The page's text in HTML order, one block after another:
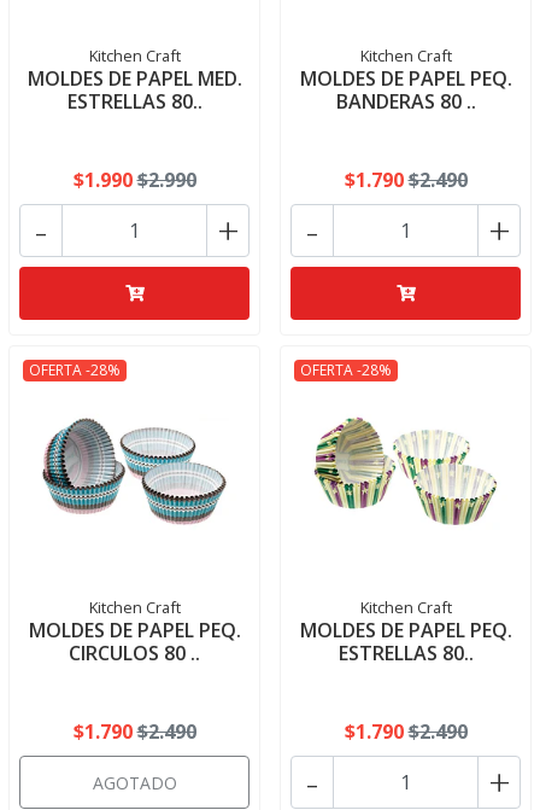
Kitchen Craft
MOLDES DE PAPEL MED.
ESTRELLAS 80..
$1.990$2.990
+
-
Kitchen Craft
MOLDES DE PAPEL PEQ.
BANDERAS 80 ..
$1.790$2.490
+
-
OFERTA -28%
Kitchen Craft
MOLDES DE PAPEL PEQ.
CIRCULOS 80 ..
$1.790$2.490
AGOTADO
OFERTA -28%
Kitchen Craft
MOLDES DE PAPEL PEQ.
ESTRELLAS 80..
$1.790$2.490
+
-